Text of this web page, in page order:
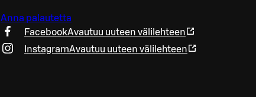
Anna palautetta
FacebookAvautuu uuteen välilehteen
InstagramAvautuu uuteen välilehteen